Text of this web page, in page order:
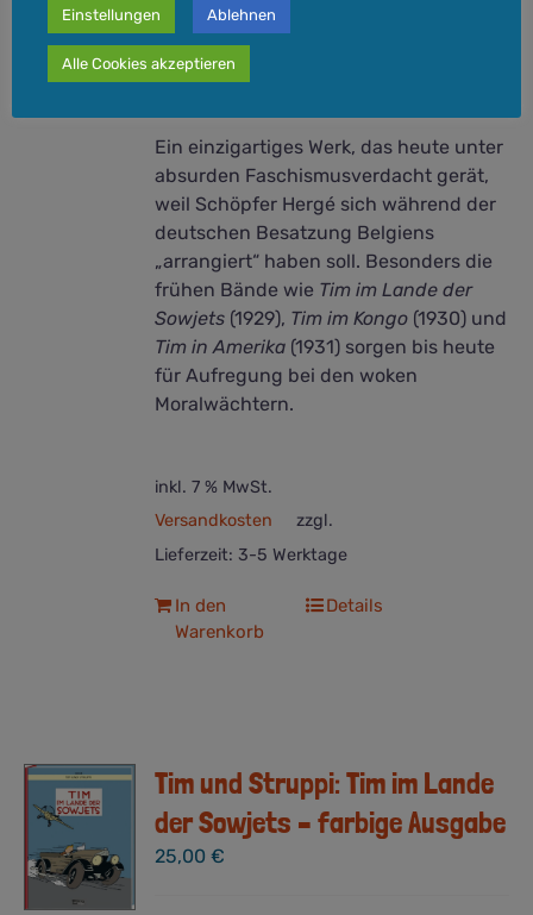
wird, gibt es jetzt die Gelegenheit,
diese legendären Comics für sich
selbst oder kommende Generationen
Ein einzigartiges Werk, das heute unter
absurden Faschismusverdacht gerät,
weil Schöpfer Hergé sich während der
deutschen Besatzung Belgiens
„arrangiert“ haben soll. Besonders die
frühen Bände wie Tim im Lande der
Sowjets (1929), Tim im Kongo (1930) und
Tim in Amerika (1931) sorgen bis heute
für Aufregung bei den woken
Moralwächtern.
inkl. 7 % MwSt.
zzgl.
Versandkosten
Lieferzeit: 3-5 Werktage
In den
Warenkorb
Details
Tim und Struppi: Tim im Lande
der Sowjets – farbige Ausgabe
25,00€
Einstellungen Ablehnen
Alle Cookies akzeptieren